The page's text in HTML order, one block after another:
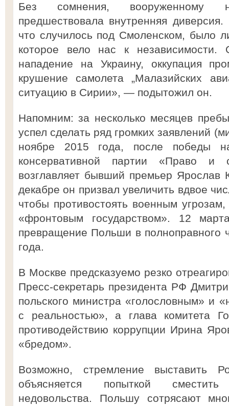
Без сомнения, вооруженному
предшествовала внутренняя
что случилось под Смоленском, было
которое вело нас к
нападение на Украину, оккупация
крушение самолета „Малазийских
ситуацию в Сирии», — подытожил он.
Напомним: за несколько месяцев
успел сделать ряд громких заявлений
ноябре 2015 года, после победы
консервативной партии «Право и
возглавляет бывший премьер Ярослав
декабре он призвал увеличить вдвое
чтобы противостоять военным
«фронтовым государством». 12
превращение Польши в полноправного
года.
В Москве предсказуемо резко
Пресс-секретарь президента РФ
польского министра «голословным» и
с реальностью», а глава комитета
противодействию коррупции Ирина
«бредом».
Возможно, стремление выставить
объясняется попыткой
недовольства. Польшу сотрясают